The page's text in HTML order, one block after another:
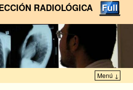
RADIOLÓGICA
Menú ↓